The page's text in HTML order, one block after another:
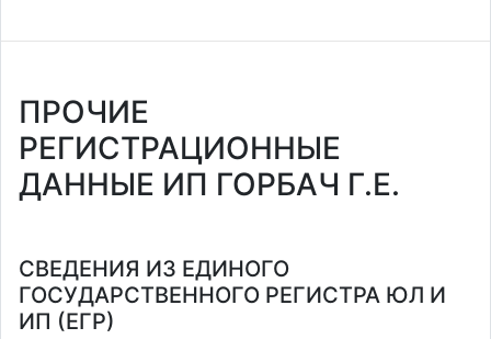
ПРОЧИЕ
РЕГИСТРАЦИОННЫЕ
ДАННЫЕ ИП ГОРБАЧ Г.Е.
СВЕДЕНИЯ ИЗ ЕДИНОГО
ГОСУДАРСТВЕННОГО РЕГИСТРА ЮЛ И
ИП (ЕГР)